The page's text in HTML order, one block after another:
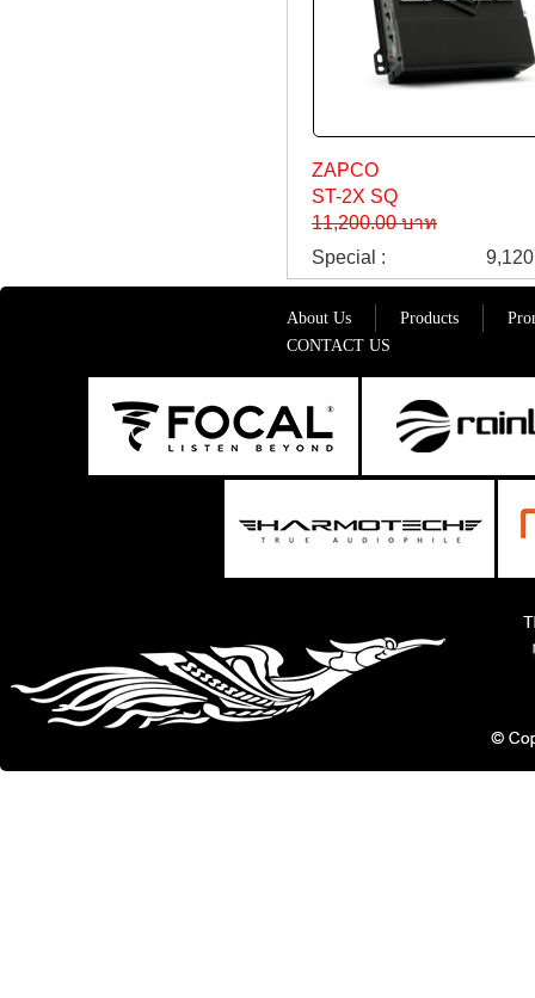
ZAPCO
ST-2X SQ
11,200.00 บาท
Special :
About Us Products
CONTACT US